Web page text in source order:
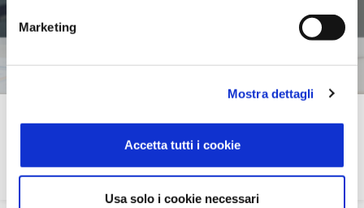
Marketing
Mostra dettagli
Accetta tutti i cookie
Usa solo i cookie necessari
Magixr3 Light